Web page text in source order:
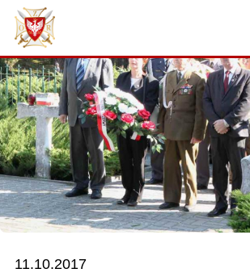
AKTUALNOŚCI
O ZWIĄZKU
DOKUMENTY
WŁADZE
RELACJE FILMOWE
KONKURSY
11.10.2017